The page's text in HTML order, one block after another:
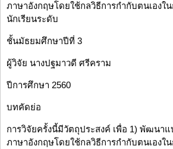
ภาษาอังกฤษโดยใช้กลวิธีการกำกับตนเองใ
นักเรียนระดับ
ชั้นมัธยมศึกษาปีที่ 3
ผู้วิจัย นางปฐมาวดี ศรีคราม
ปีการศึกษา 2560
บทคัดย่อ
การวิจัยครั้งนี้มีวัตถุประสงค์ เพื่อ 1) พัฒนา
ภาษาอังกฤษโดยใช้กลวิธีการกำกับตนเองใ